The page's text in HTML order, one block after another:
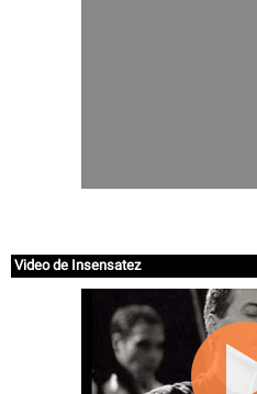
Video de Insensatez